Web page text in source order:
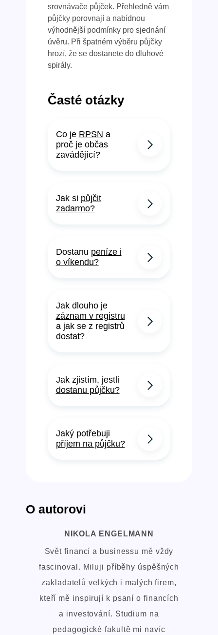
srovnávače půjček. Přehledně vám
půjčky porovnají a nabídnou
výhodnější podmínky pro sjednání
úvěru. Při špatném výběru půjčky
hrozí, že se dostanete do dluhové
spirály.
Časté otázky
Co je RPSN a
proč je občas
zavádějící?
Jak si půjčit
zadarmo?
Dostanu peníze i
o víkendu?
Jak dlouho je
záznam v registru
a jak se z registrů
dostat?
Jak zjistím, jestli
dostanu půjčku?
Jaký potřebuji
příjem na půjčku?
O autorovi
NIKOLA ENGELMANN
Svět financí a businessu mě vždy
fascinoval. Miluji příběhy úspěšných
zakladatelů velkých i malých firem,
kteří mě inspirují k psaní o financích
a investování. Studium na
pedagogické fakultě mi navíc